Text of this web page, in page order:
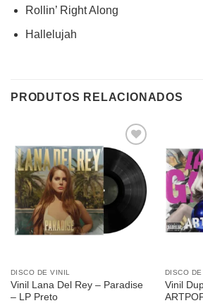
Rollin’ Right Along
Hallelujah
PRODUTOS RELACIONADOS
Adicionar
a lista de
desejos
DISCO DE VINIL
Vinil Lana Del Rey – Paradise
– LP Preto
DISCO DE
Vinil